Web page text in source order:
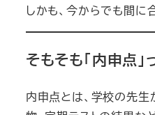
しかも、今からでも間に
そもそも「内申点」
内申点とは、学校の先